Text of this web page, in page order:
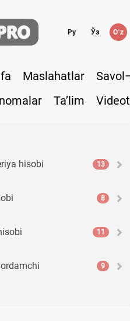
Ру Ўз Oʻz
Maslahatlar
Ta’lim
hisobi 13
8
11
9